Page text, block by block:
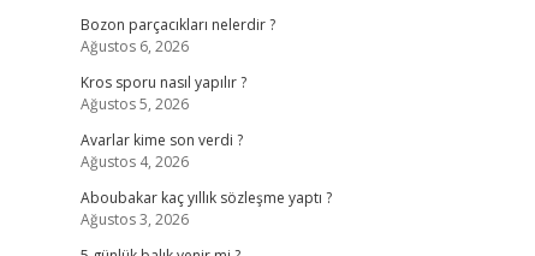
Bozon parçacıkları nelerdir ?
Ağustos 6, 2026
Kros sporu nasıl yapılır ?
Ağustos 5, 2026
Avarlar kime son verdi ?
Ağustos 4, 2026
Aboubakar kaç yıllık sözleşme yaptı ?
Ağustos 3, 2026